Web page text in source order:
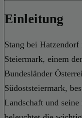
Einleitung
Stang bei
Steiermark, einem
Bundesländer
Südoststeiermark,
Landschaft und